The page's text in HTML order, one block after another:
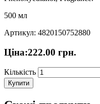
500 мл
Артикул: 4820150752880
Ціна:222.00 грн.
Кількість
Купити